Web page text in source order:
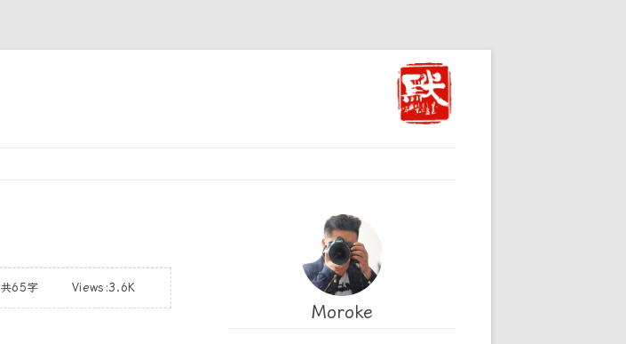
共65字 Views:3.6K
Moroke